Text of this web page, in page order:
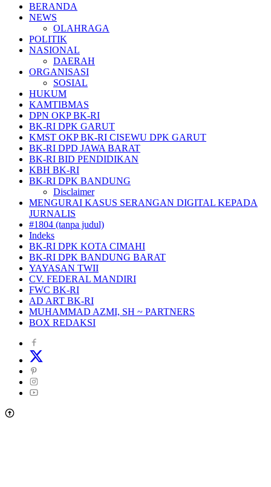
BERANDA
NEWS
OLAHRAGA
POLITIK
NASIONAL
DAERAH
ORGANISASI
SOSIAL
HUKUM
KAMTIBMAS
DPN OKP BK-RI
BK-RI DPK GARUT
KMST OKP BK-RI CISEWU DPK GARUT
BK-RI DPD JAWA BARAT
BK-RI BID PENDIDIKAN
KBH BK-RI
BK-RI DPK BANDUNG
Disclaimer
MENGURAI KASUS SERANGAN DIGITAL KEPADA
JURNALIS
#1804 (tanpa judul)
Indeks
BK-RI DPK KOTA CIMAHI
BK-RI DPK BANDUNG BARAT
YAYASAN TWII
CV. FEDERAL MANDIRI
FWC BK-RI
AD ART BK-RI
MUHAMMAD AZMI, SH ~ PARTNERS
BOX REDAKSI